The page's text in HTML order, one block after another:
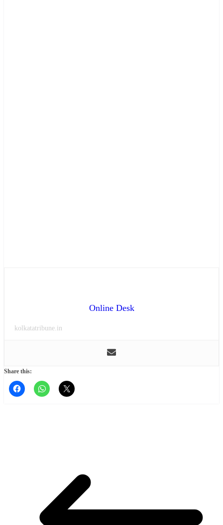
Online Desk
kolkatatribune.in
Share this: